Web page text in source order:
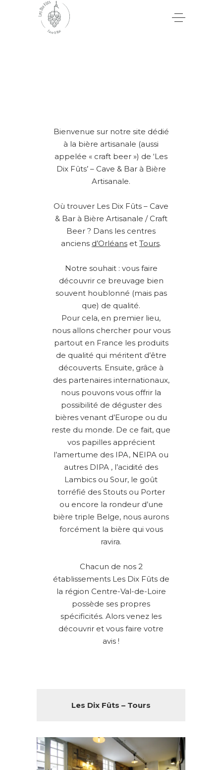
Bienvenue sur notre site dédié
à la bière artisanale (aussi
appelée « craft beer ») de ‘Les
Dix Fûts’ – Cave & Bar à Bière
Artisanale.
Où trouver Les Dix Fûts – Cave
& Bar à Bière Artisanale / Craft
Beer ? Dans les centres
anciens d’Orléans et Tours.
Notre souhait : vous faire
découvrir ce breuvage bien
souvent houblonné (mais pas
que) de qualité.
Pour cela, en premier lieu,
nous allons chercher pour vous
partout en France les produits
de qualité qui méritent d’être
découverts. Ensuite, grâce à
des partenaires internationaux,
nous pouvons vous offrir la
possibilité de déguster des
bières venant d’Europe ou du
reste du monde. De ce fait, que
vos papilles apprécient
l’amertume des IPA, NEIPA ou
autres DIPA , l’acidité des
Lambics ou Sour, le goût
torréfié des Stouts ou Porter
ou encore la rondeur d’une
bière triple Belge, nous aurons
forcément la bière qui vous
ravira.
Chacun de nos 2
établissements Les Dix Fûts de
la région Centre-Val-de-Loire
possède ses propres
spécificités. Alors venez les
découvrir et vous faire votre
avis !
Les Dix Fûts – Tours